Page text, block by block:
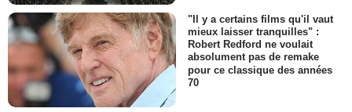
"Il y a certains films qu'il vaut
mieux laisser tranquilles" :
Robert Redford ne voulait
absolument pas de remake
pour ce classique des années
70